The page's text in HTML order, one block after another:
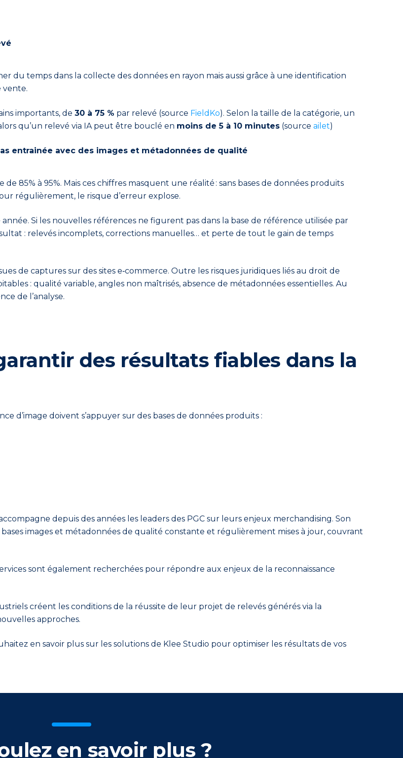
du temps dans la collecte des données en rayon mais aussi grâce à une identification
vente.
importants, de 30 à 75 % par relevé (source FieldKo). Selon la taille de la catégorie, un
qu’un relevé via IA peut être bouclé en moins de 5 à 10 minutes(source ailet)
entrainée avec des images et métadonnées de qualité
85% à 95%. Mais ces chiffres masquent une réalité : sans bases de données produits
régulièrement, le risque d’erreur explose.
Si les nouvelles références ne figurent pas dans la base de référence utilisée par
: relevés incomplets, corrections manuelles… et perte de tout le gain de temps
de captures sur des sites e‑commerce. Outre les risques juridiques liés au droit de
: qualité variable, angles non maîtrisés, absence de métadonnées essentielles. Au
de l’analyse.
des résultats fiables dans la
d’image doivent s’appuyer sur des bases de données produits :
depuis des années les leaders des PGC sur leurs enjeux merchandising. Son
images et métadonnées de qualité constante et régulièrement mises à jour, couvrant
sont également recherchées pour répondre aux enjeux de la reconnaissance
créent les conditions de la réussite de leur projet de relevés générés via la
approches.
en savoir plus sur les solutions de Klee Studio pour optimiser les résultats de vos
en savoir plus ?